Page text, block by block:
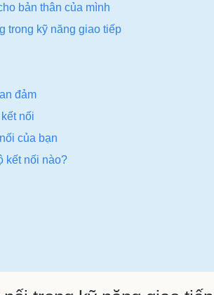
bản thân của mình
trong kỹ năng giao tiếp
đảm
nối
của bạn
kết nối nào?